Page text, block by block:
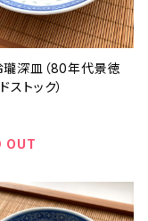
深皿（80年代景徳
ストック）
OUT